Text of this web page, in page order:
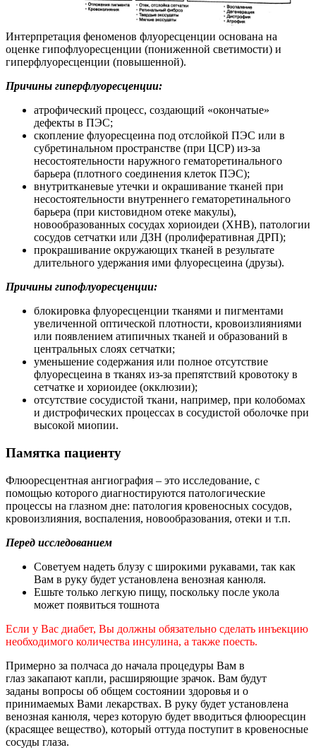
Интерпретация феноменов флуоресценции основана на
оценке гипофлуоресценции (пониженной светимости) и
гиперфлуоресценции (повышенной).
Причины гиперфлуоресценции:
атрофический процесс, создающий «окончатые»
дефекты в ПЭС;
скопление флуоресцеина под отслойкой ПЭС или в
субретинальном пространстве (при ЦСР) из-за
несостоятельности наружного гематоретинального
барьера (плотного соединения клеток ПЭС);
внутритканевые утечки и окрашивание тканей при
несостоятельности внутреннего гематоретинального
барьера (при кистовидном отеке макулы),
новообразованных сосудах хориоидеи (ХНВ), патологии
сосудов сетчатки или ДЗН (пролиферативная ДРП);
прокрашивание окружающих тканей в результате
длительного удержания ими флуоресцеина (друзы).
Причины гипофлуоресценции:
блокировка флуоресценции тканями и пигментами
увеличенной оптической плотности, кровоизлияниями
или появлением атипичных тканей и образований в
центральных слоях сетчатки;
уменьшение содержания или полное отсутствие
флуоресцеина в тканях из-за препятствий кровотоку в
сетчатке и хориоидее (окклюзии);
отсутствие сосудистой ткани, например, при колобомах
и дистрофических процессах в сосудистой оболочке при
высокой миопии.
Памятка пациенту
Флюоресцентная ангиография – это исследование, с
помощью которого диагностируются патологические
процессы на глазном дне: патология кровеносных сосудов,
кровоизлияния, воспаления, новообразования, отеки и т.п.
Перед исследованием
Советуем надеть блузу с широкими рукавами, так как
Вам в руку будет установлена венозная канюля.
Ешьте только легкую пищу, поскольку после укола
может появиться тошнота
Если у Вас диабет, Вы должны обязательно сделать инъекцию
необходимого количества инсулина, а также поесть.
Примерно за полчаса до начала процедуры Вам в
глаз закапают капли, расширяющие зрачок. Вам будут
заданы вопросы об общем состоянии здоровья и о
принимаемых Вами лекарствах. В руку будет установлена
венозная канюля, через которую будет вводиться флюоресцин
(красящее вещество), который оттуда поступит в кровеносные
сосуды глаза.